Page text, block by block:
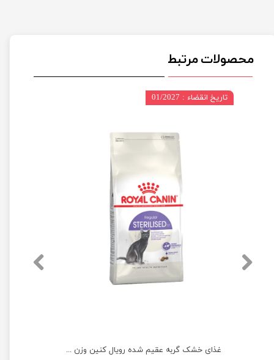
محصولات مرتبط
غذای خشک گربه عقیم شده رویال کنین وزن 4 کیلوگرم
تاریخ انقضاء : 01/2027